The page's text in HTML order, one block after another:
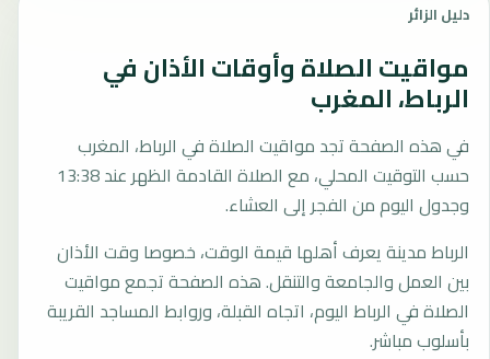
دليل الزائر
مواقيت الصلاة وأوقات الأذان في
الرباط، المغرب
في هذه الصفحة تجد مواقيت الصلاة في الرباط، المغرب
حسب التوقيت المحلي، مع الصلاة القادمة الظهر عند 13:38
وجدول اليوم من الفجر إلى العشاء.
الرباط مدينة يعرف أهلها قيمة الوقت، خصوصا وقت الأذان
بين العمل والجامعة والتنقل. هذه الصفحة تجمع مواقيت
الصلاة في الرباط اليوم، اتجاه القبلة، وروابط المساجد القريبة
بأسلوب مباشر.